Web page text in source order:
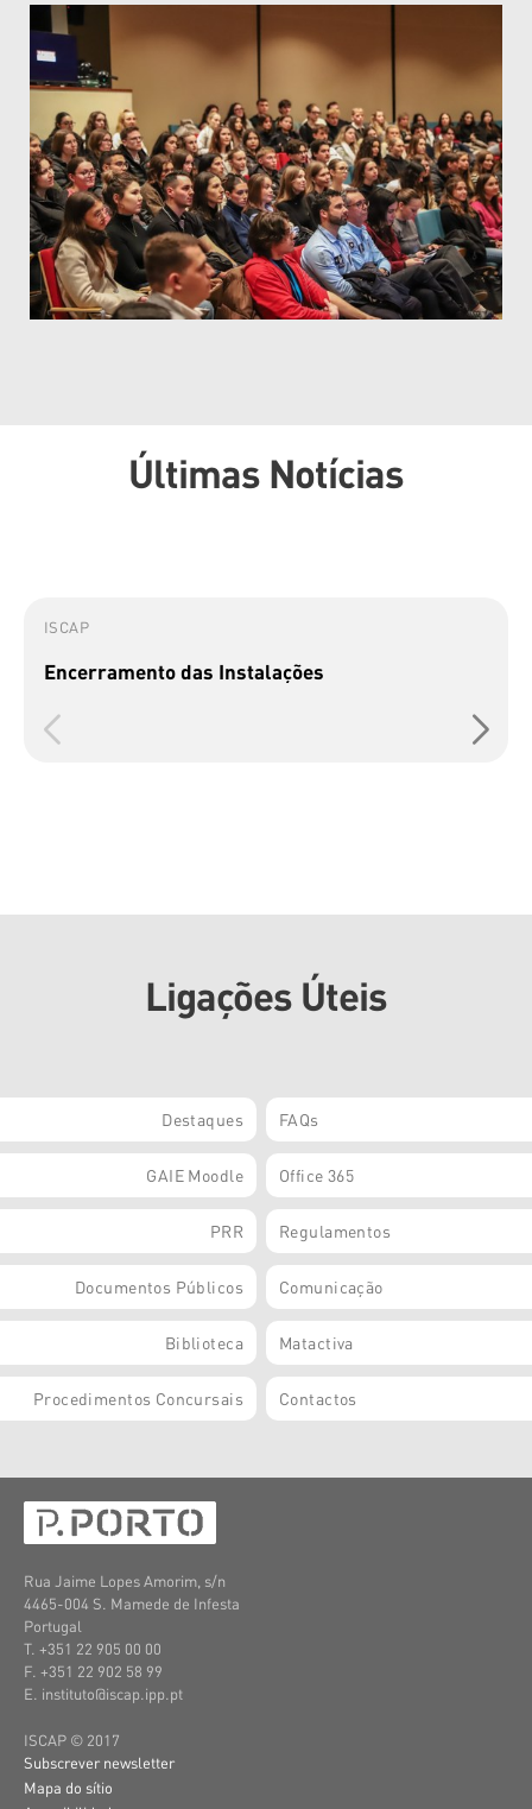
Últimas Notícias
ISCAP
Encerramento das Instalações
Ligações Úteis
Destaques FAQs
GAIE Moodle Office 365
PRR Regulamentos
Documentos Públicos Comunicação
Biblioteca Matactiva
Procedimentos Concursais Contactos
Rua Jaime Lopes Amorim, s/n
4465-004 S. Mamede de Infesta
Portugal
T. +351 22 905 00 00
F. +351 22 902 58 99
E. instituto@iscap.ipp.pt
ISCAP © 2017
Subscrever newsletter
Mapa do sítio